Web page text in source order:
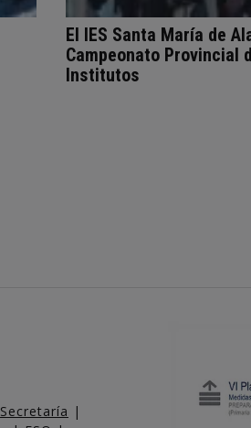
El IES Santa María de
Campeonato Provincial
Institutos
Secretaría |